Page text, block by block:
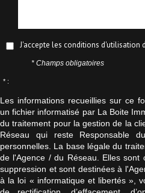
J'accepte les conditions d'utilisation
* Champs obligatoires
* :
Les informations recueillies sur ce
un fichier informatisé par La Boite
du traitement pour la gestion de la
Réseau qui reste Responsable
personnelles. La base légale du
de l'Agence / du Réseau. Elles sont
suppression et sont destinées à
à la loi « informatique et libertés »,